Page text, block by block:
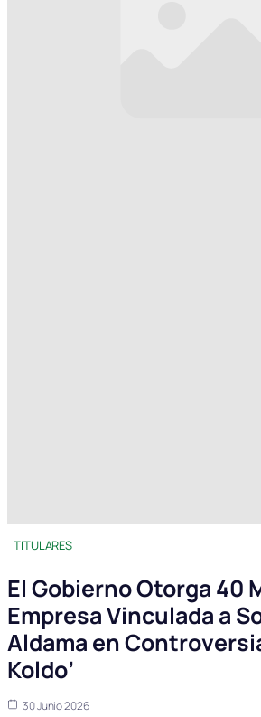
TITULARES
El Gobierno Otorga 40
Empresa Vinculada a
Aldama en
Koldo’
30 Junio 2026